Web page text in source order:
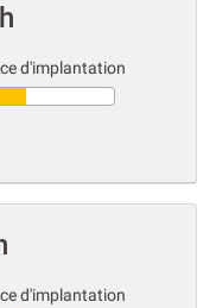
d'implantation
d'implantation